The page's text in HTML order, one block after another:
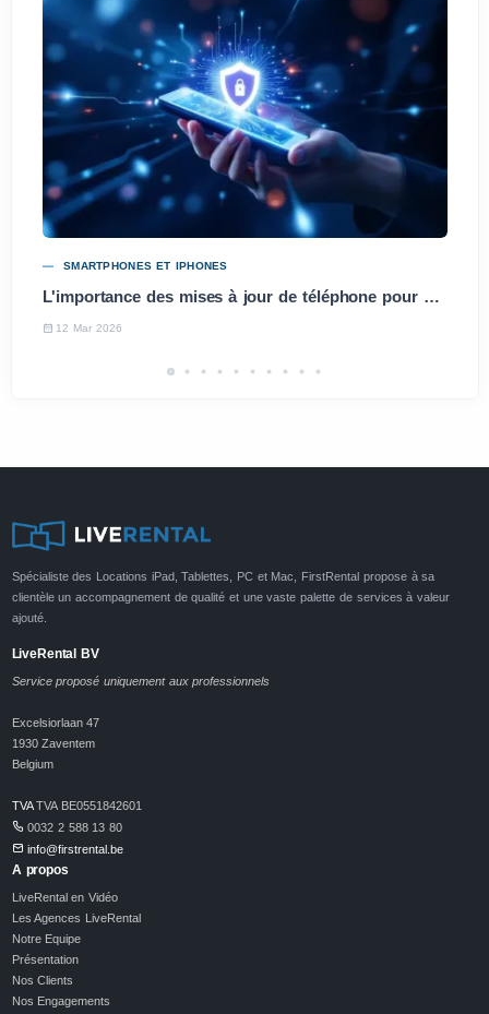
SMARTPHONES ET IPHONES
L'importance des mises à jour de téléphone pour votre sécurité et performance
12 Mar 2026
Spécialiste des Locations iPad, Tablettes, PC et Mac, FirstRental propose à sa
clientèle un accompagnement de qualité et une vaste palette de services à valeur
ajouté.
LiveRental BV
Service proposé uniquement aux professionnels
Excelsiorlaan 47
1930 Zaventem
Belgium
TVATVA BE0551842601
0032 2 588 13 80
info@firstrental.be
A propos
LiveRental en Vidéo
Les Agences LiveRental
Notre Equipe
Présentation
Nos Clients
Nos Engagements